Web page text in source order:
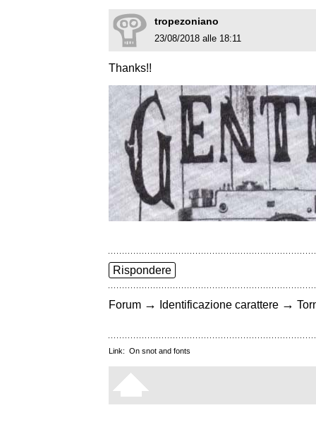
tropezoniano
23/08/2018 alle 18:11
Thanks!!
Rispondere
Forum → Identificazione carattere →
Link: On snot and fonts